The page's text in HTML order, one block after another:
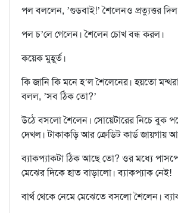
পল বললেন, ’গুডবাই!’ শৈলেনও প্রত‍্যুত্তর
পল চ’লে গেলেন। শৈলেন চোখ বন্ধ করল।
কয়েক মুহূর্ত।
কি জানি কি মনে হ’ল শৈলেনের। হয়তো
বলল, ’সব ঠিক তো?’
উঠে বসলো শৈলেন। সোয়েটারের নিচে বুক
দেখল। টাকাকড়ি আর ক্রেডিট কার্ড জায়গায়
ব‍্যাকপ‍্যাকটা ঠিক আছে তো? ওর মধ‍্যে
মেঝের দিকে হাত বাড়ালো। ব‍্যাকপ‍্যাক নেই!
বার্থ থেকে নেমে মেঝেতে বসলো শৈলেন।